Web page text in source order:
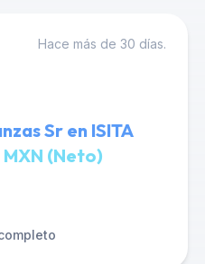
Hace más de 30 días.
Sr en ISITA
(Neto)